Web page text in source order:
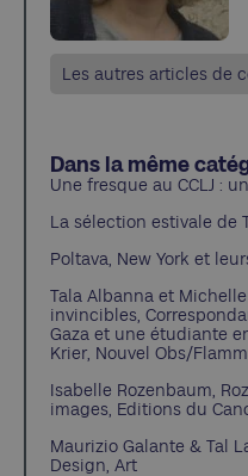
Les autres articles de
Dans la même
Une fresque au CCLJ :
La sélection estivale de
Poltava, New York et
Tala Albanna et
invincibles,
Gaza et une étudiante
Krier, Nouvel Obs/
Isabelle Rozenbaum,
images, Editions du
Maurizio Galante & Tal
Design, Art